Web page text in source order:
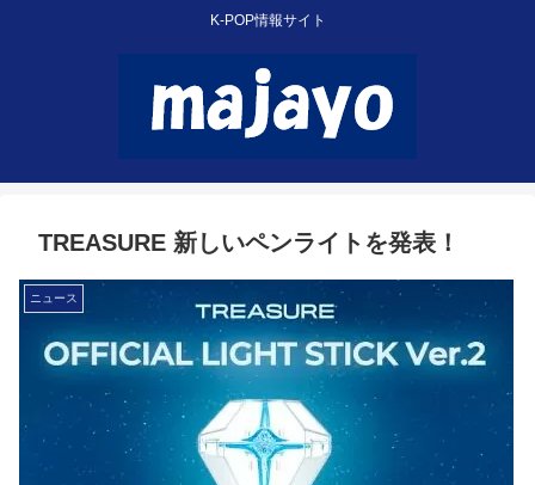
K-POP情報サイト
TREASURE 新しいペンライトを発表！
ニュース